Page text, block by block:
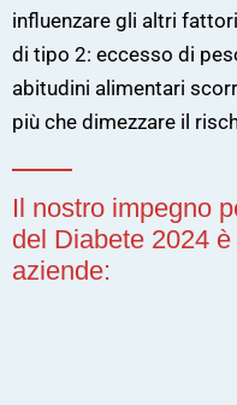
influenzare gli altri
di tipo 2: eccesso di
abitudini alimentari
più che dimezzare il
Il nostro impegno
del Diabete 2024
aziende: